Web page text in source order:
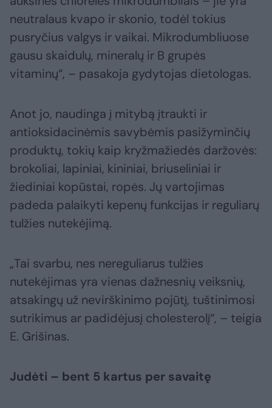
neutralaus kvapo ir skonio, todėl tokius
pusryčius valgys ir vaikai. Mikrodumbliuose
gausu skaidulų, mineralų ir B grupės
vitaminų“, – pasakoja gydytojas dietologas.
Anot jo, naudinga į mitybą įtraukti ir
antioksidacinėmis savybėmis pasižyminčių
produktų, tokių kaip kryžmažiedės daržovės:
brokoliai, lapiniai, kininiai, briuseliniai ir
žiediniai kopūstai, ropės. Jų vartojimas
padeda palaikyti kepenų funkcijas ir reguliarų
tulžies nutekėjimą.
„Tai svarbu, nes nereguliarus tulžies
nutekėjimas yra vienas dažnesnių veiksnių,
atsakingų už nevirškinimo pojūtį, tuštinimosi
sutrikimus ar padidėjusį cholesterolį“, – teigia
E. Grišinas.
Judėti – bent 5 kartus per savaitę